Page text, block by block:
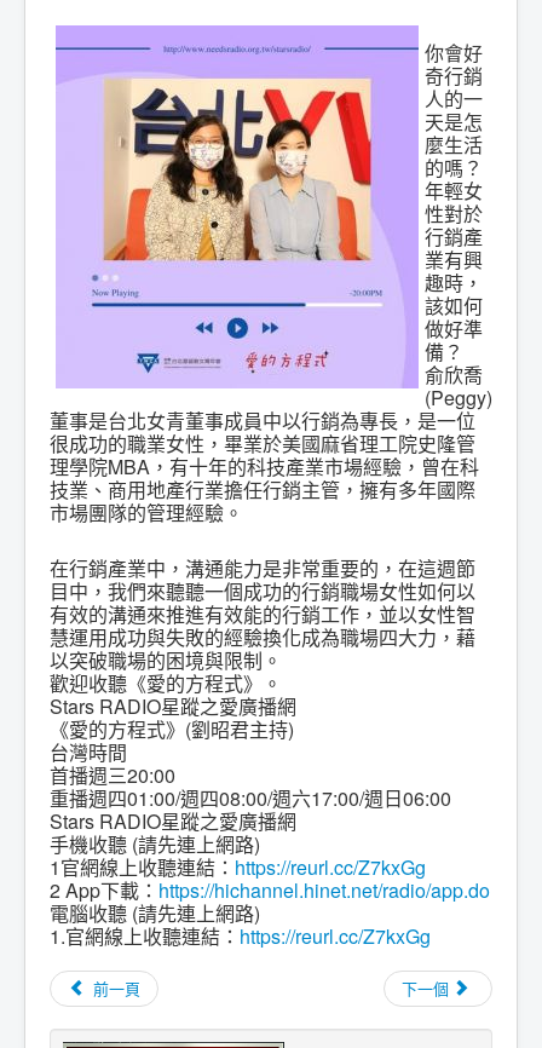
你會好
奇行銷
人的一
天是怎
麼生活
的嗎？
年輕女
性對於
行銷產
業有興
趣時，
該如何
做好準
備？
俞欣喬
(Peggy)
董事是台北女青董事成員中以行銷為專長，是一位
很成功的職業女性，畢業於美國麻省理工院史隆管
理學院MBA，有十年的科技產業市場經驗，曾在科
技業、商用地產行業擔任行銷主管，擁有多年國際
市場團隊的管理經驗。
在行銷產業中，溝通能力是非常重要的，在這週節
目中，我們來聽聽一個成功的行銷職場女性如何以
有效的溝通來推進有效能的行銷工作，並以女性智
慧運用成功與失敗的經驗換化成為職場四大力，藉
以突破職場的困境與限制。
歡迎收聽《愛的方程式》。
Stars RADIO星蹤之愛廣播網
《愛的方程式》(劉昭君主持)
台灣時間
首播週三20:00
重播週四01:00/週四08:00/週六17:00/週日06:00
Stars RADIO星蹤之愛廣播網
手機收聽 (請先連上網路)
1官網線上收聽連結： https://reurl.cc/Z7kxGg
2 App下載： https://hichannel.hinet.net/radio/app.do
電腦收聽 (請先連上網路)
1.官網線上收聽連結： https://reurl.cc/Z7kxGg
前一頁 下一個